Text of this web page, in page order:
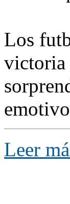
Los
victoria
Leer